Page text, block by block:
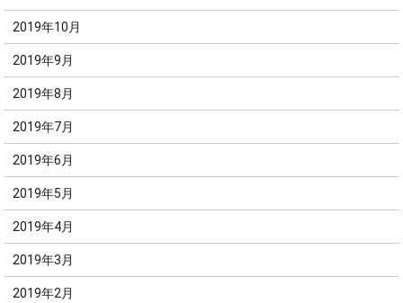
2019年10月
2019年9月
2019年8月
2019年7月
2019年6月
2019年5月
2019年4月
2019年3月
2019年2月